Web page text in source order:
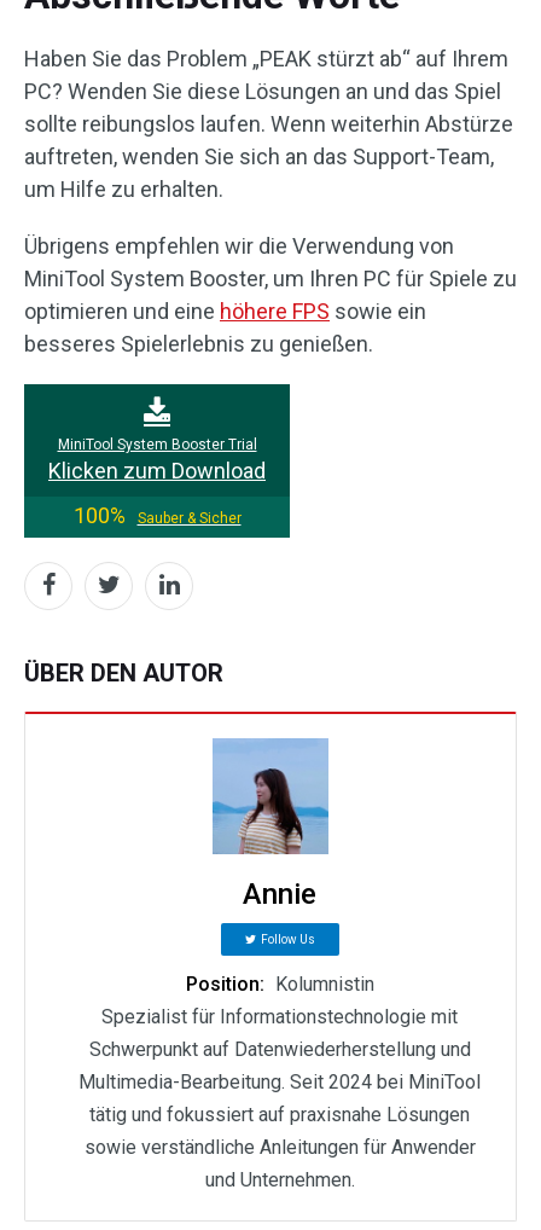
Haben Sie das Problem „PEAK stürzt ab“ auf Ihrem
PC? Wenden Sie diese Lösungen an und das Spiel
sollte reibungslos laufen. Wenn weiterhin Abstürze
auftreten, wenden Sie sich an das Support-Team,
um Hilfe zu erhalten.
Übrigens empfehlen wir die Verwendung von
MiniTool System Booster, um Ihren PC für Spiele zu
optimieren und eine höhere FPS sowie ein
besseres Spielerlebnis zu genießen.
MiniTool System Booster Trial
Klicken zum Download
100%
Sauber & Sicher
ÜBER DEN AUTOR
Annie
Follow Us
Position: Kolumnistin
Spezialist für Informationstechnologie mit
Schwerpunkt auf Datenwiederherstellung und
Multimedia-Bearbeitung. Seit 2024 bei MiniTool
tätig und fokussiert auf praxisnahe Lösungen
sowie verständliche Anleitungen für Anwender
und Unternehmen.